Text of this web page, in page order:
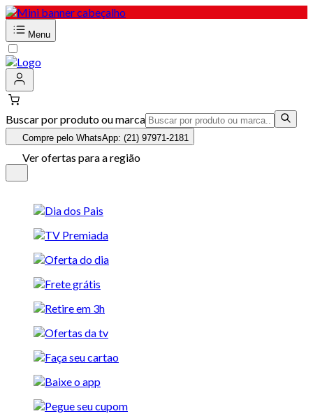
Menu
Buscar por produto ou marca
Compre pelo WhatsApp: (21) 97971-2181
Ver ofertas para a região